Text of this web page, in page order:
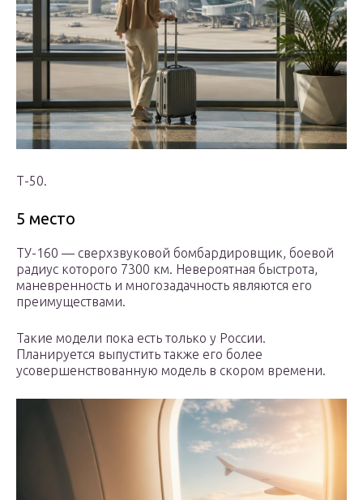
Т-50.
5 место
ТУ-160 — сверхзвуковой бомбардировщик, боевой
радиус которого 7300 км. Невероятная быстрота,
маневренность и многозадачность являются его
преимуществами.
Такие модели пока есть только у России.
Планируется выпустить также его более
усовершенствованную модель в скором времени.